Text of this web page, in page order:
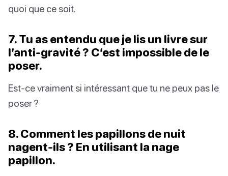
quoi que ce soit.
7. Tu as entendu que je lis un livre sur
l’anti-gravité ? C’est impossible de le
poser.
Est-ce vraiment si intéressant que tu ne peux pas le
poser ?
8. Comment les papillons de nuit
nagent-ils ? En utilisant la nage
papillon.